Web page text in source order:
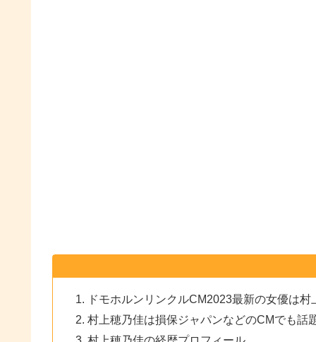
ドモホルンリンクルCM2023最新の女優は村
村上穂乃佳は損保ジャパンなどのCMでも話